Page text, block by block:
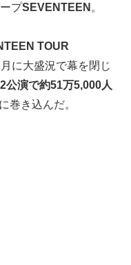
プSEVENTEEN 。
TOUR
に大盛況で幕を閉じ
公演で約51万5,000人
巻き込んだ。